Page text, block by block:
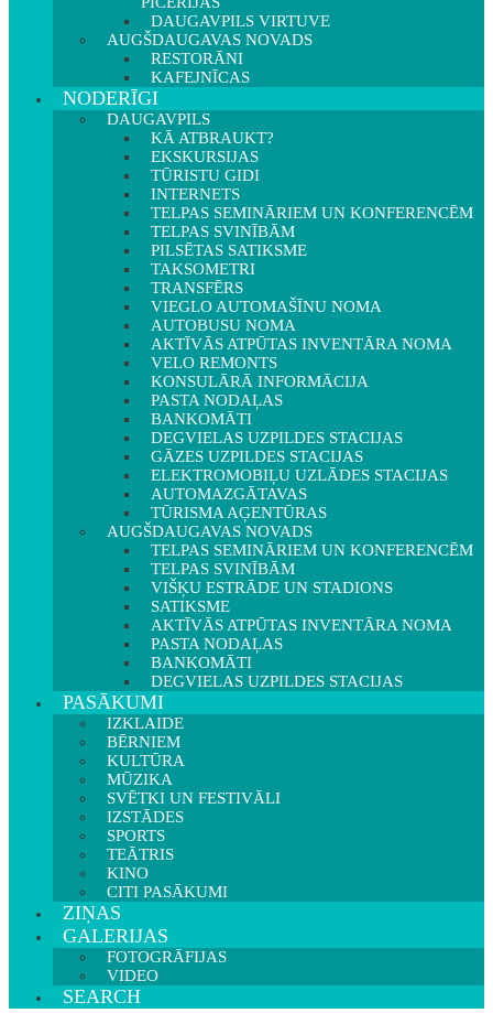
DAUGAVPILS VIRTUVE
AUGŠDAUGAVAS NOVADS
RESTORĀNI
KAFEJNĪCAS
NODERĪGI
DAUGAVPILS
KĀ ATBRAUKT?
EKSKURSIJAS
TŪRISTU GIDI
INTERNETS
TELPAS SEMINĀRIEM UN KONFERENCĒM
TELPAS SVINĪBĀM
PILSĒTAS SATIKSME
TAKSOMETRI
TRANSFĒRS
VIEGLO AUTOMAŠĪNU NOMA
AUTOBUSU NOMA
AKTĪVĀS ATPŪTAS INVENTĀRA NOMA
VELO REMONTS
KONSULĀRĀ INFORMĀCIJA
PASTA NODAĻAS
BANKOMĀTI
DEGVIELAS UZPILDES STACIJAS
GĀZES UZPILDES STACIJAS
ELEKTROMOBIĻU UZLĀDES STACIJAS
AUTOMAZGĀTAVAS
TŪRISMA AĢENTŪRAS
AUGŠDAUGAVAS NOVADS
TELPAS SEMINĀRIEM UN KONFERENCĒM
TELPAS SVINĪBĀM
VIŠĶU ESTRĀDE UN STADIONS
SATIKSME
AKTĪVĀS ATPŪTAS INVENTĀRA NOMA
PASTA NODAĻAS
BANKOMĀTI
DEGVIELAS UZPILDES STACIJAS
PASĀKUMI
IZKLAIDE
BĒRNIEM
KULTŪRA
MŪZIKA
SVĒTKI UN FESTIVĀLI
IZSTĀDES
SPORTS
TEĀTRIS
KINO
CITI PASĀKUMI
ZIŅAS
GALERIJAS
FOTOGRĀFIJAS
VIDEO
SEARCH